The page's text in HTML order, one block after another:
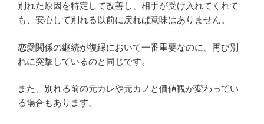
別れた原因を特定して改善し、相手が受け入れてくれて
も、安心して別れる以前に戻れば意味はありません。
恋愛関係の継続が復縁において一番重要なのに、再び別
れに突撃しているのと同じです。
また、別れる前の元カレや元カノと価値観が変わってい
る場合もあります。